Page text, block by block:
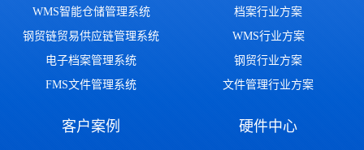
WMS智能仓储管理系统
钢贸链贸易供应链管理系统
电子档案管理系统
FMS文件管理系统
档案行业方案
WMS行业方案
钢贸行业方案
文件管理行业方案
客户案例 硬件中心